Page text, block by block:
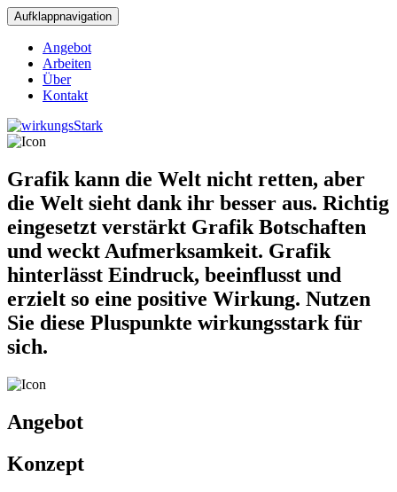
Aufklappnavigation
Angebot
Arbeiten
Über
Kontakt
Grafik kann die Welt nicht retten, aber
die Welt sieht dank ihr besser aus. Richtig
eingesetzt verstärkt Grafik Botschaften
und weckt Aufmerksamkeit. Grafik
hinterlässt Eindruck, beeinflusst und
erzielt so eine positive Wirkung. Nutzen
Sie diese Pluspunkte wirkungsstark für
sich.
Angebot
Konzept